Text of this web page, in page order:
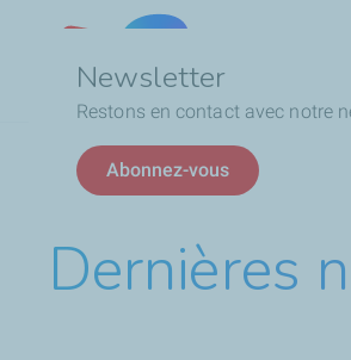
Newsletter
Restons en contact avec notre
Abonnez-vous
d'Ariane
TotalEnergies au Liban
Dernières